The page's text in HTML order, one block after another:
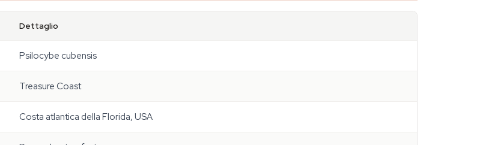
Dettaglio
Psilocybe cubensis
Treasure Coast
Costa atlantica della Florida, USA